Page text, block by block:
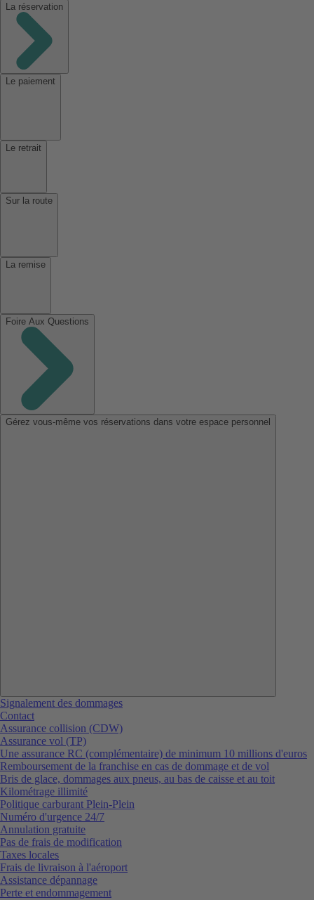
La réservation
Le paiement
Le retrait
Sur la route
La remise
Foire Aux Questions
Gérez vous-même vos réservations dans votre espace personnel
Signalement des dommages
Contact
Assurance collision (CDW)
Assurance vol (TP)
Une assurance RC (complémentaire) de minimum 10 millions d'euros
Remboursement de la franchise en cas de dommage et de vol
Bris de glace, dommages aux pneus, au bas de caisse et au toit
Kilométrage illimité
Politique carburant Plein-Plein
Numéro d'urgence 24/7
Annulation gratuite
Pas de frais de modification
Taxes locales
Frais de livraison à l'aéroport
Assistance dépannage
Perte et endommagement